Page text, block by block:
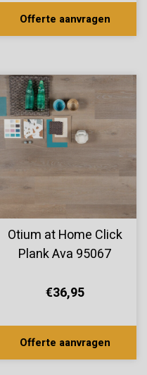
Offerte aanvragen
Otium at Home Click
Plank Ava 95067
€36,95
Offerte aanvragen